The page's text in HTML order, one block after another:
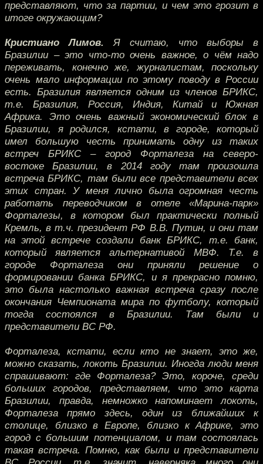
представляют, что за партии, и чем это грозит в
итоге окружающим?
Кристиано Лимов. Я считаю, что выборы в
Бразилии – это что-то очень важное, о чём надо
переживать, конечно же, журналистам, поскольку
очень мало информации по этому поводу в России
есть. Бразилия является одним из членов БРИКС,
т.е. Бразилия, Россия, Индия, Китай и Южная
Африка. Это очень важный экономический блок в
Бразилии, я родился, кстати, в городе, который
имел большую честь принимать одну из таких
встреч БРИКС – город Форталеза на северо-
востоке Бразилии, в 2014 году там произошла
встреча БРИКС, там были все представители всех
этих стран. У меня лично была огромная честь
работать переводчиком в отеле «Марина-парк»
Форталезы, в котором был практически полный
Кремль, в т.ч. президент РФ В.В. Путин, и они там
на этой встрече создали банк БРИКС, т.е. банк,
который является альтернативой МВФ. Т.е. в
городе Форталеза они приняли решение о
формировании банка БРИКС, и я прекрасно помню,
это была настолько важная встреча сразу после
окончания Чемпионата мира по футболу, который
тогда состоялся в Бразилии. Там были и
представители ВС РФ.
Форталеза, кстати, если кто не знает, это же,
можно сказать, локоть Бразилии. Иногда люди меня
спрашивают: где Форталеза? Это, короче, среди
больших городов, представляем, что это карта
Бразилии, правда, немножко напоминает локоть,
Форталеза прямо здесь, один из ближайших к
столице, близко в Европе, близко к Африке, это
город с большим потенциалом, и там состоялась
такая встреча. Помню, как были и представители